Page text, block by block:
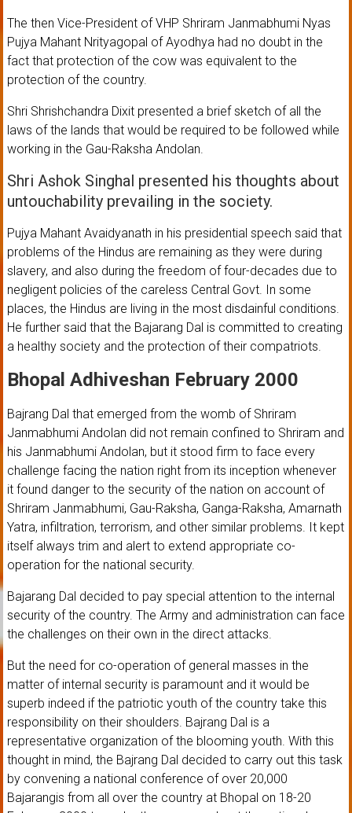
The then Vice-President of VHP Shriram Janmabhumi Nyas
Pujya Mahant Nrityagopal of Ayodhya had no doubt in the
fact that protection of the cow was equivalent to the
protection of the country.
Shri Shrishchandra Dixit presented a brief sketch of all the
laws of the lands that would be required to be followed while
working in the Gau-Raksha Andolan.
Shri Ashok Singhal presented his thoughts about
untouchability prevailing in the society.
Pujya Mahant Avaidyanath in his presidential speech said that
problems of the Hindus are remaining as they were during
slavery, and also during the freedom of four-decades due to
negligent policies of the careless Central Govt. In some
places, the Hindus are living in the most disdainful conditions.
He further said that the Bajarang Dal is committed to creating
a healthy society and the protection of their compatriots.
Bhopal Adhiveshan February 2000
Bajrang Dal that emerged from the womb of Shriram
Janmabhumi Andolan did not remain confined to Shriram and
his Janmabhumi Andolan, but it stood firm to face every
challenge facing the nation right from its inception whenever
it found danger to the security of the nation on account of
Shriram Janmabhumi, Gau-Raksha, Ganga-Raksha, Amarnath
Yatra, infiltration, terrorism, and other similar problems. It kept
itself always trim and alert to extend appropriate co-
operation for the national security.
Bajarang Dal decided to pay special attention to the internal
security of the country. The Army and administration can face
the challenges on their own in the direct attacks.
But the need for co-operation of general masses in the
matter of internal security is paramount and it would be
superb indeed if the patriotic youth of the country take this
responsibility on their shoulders. Bajrang Dal is a
representative organization of the blooming youth. With this
thought in mind, the Bajrang Dal decided to carry out this task
by convening a national conference of over 20,000
Bajarangis from all over the country at Bhopal on 18-20